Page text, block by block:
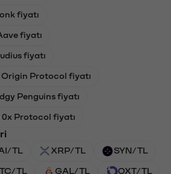
fiyatı
fiyatı
fiyatı
Protocol fiyatı
Penguins fiyatı
0x Protocol fiyatı
TL XRP/TL SYN/TL
TL GAL/TL OXT/TL